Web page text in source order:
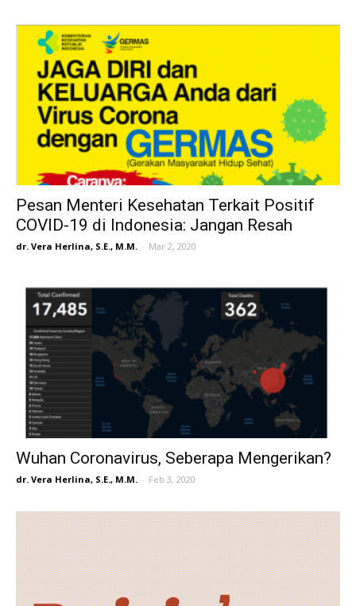
Pesan Menteri Kesehatan Terkait Positif
COVID-19 di Indonesia: Jangan Resah
dr. Vera Herlina, S.E., M.M. - Mar 2, 2020
Wuhan Coronavirus, Seberapa Mengerikan?
dr. Vera Herlina, S.E., M.M. - Feb 3, 2020